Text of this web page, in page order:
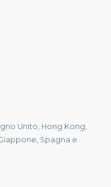
Unito, Hong Kong,
Spagna e